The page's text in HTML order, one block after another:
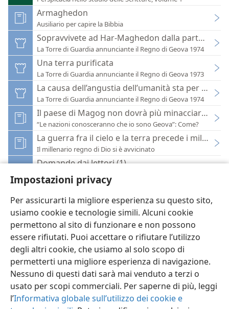
Impostazioni privacy
Per assicurarti la migliore esperienza su questo sito,
usiamo cookie e tecnologie simili. Alcuni cookie
permettono al sito di funzionare e non possono
essere rifiutati. Puoi accettare o rifiutare l’utilizzo
degli altri cookie, che usiamo al solo scopo di
permetterti una migliore esperienza di navigazione.
Nessuno di questi dati sarà mai venduto a terzi o
usato per scopi commerciali. Per saperne di più, leggi
l’Informativa globale sull’utilizzo dei cookie e
Armaghedon
Ausiliario per capire la Bibbia
Sopravvivete ad Har-Maghedon dalla parte
La Torre di Guardia annunciante il Regno di Geova 1974
Una terra purificata
La Torre di Guardia annunciante il Regno di Geova 1973
La causa dell’angustia dell’umanità sta per
La Torre di Guardia annunciante il Regno di Geova 1974
Il paese di Magog non dovrà più minacciare il
“Le nazioni conosceranno che io sono Geova”: Come?
La guerra fra il cielo e la terra precede i mille anni
Il millenario regno di Dio si è avvicinato
Domande dai lettori (1)
La Torre di Guardia annunciante il Regno di Geova 1960
Italiano Impostazioni
Copyright © 2026 Watch Tower Bible and Tract Society of Pennsylvania
Condizioni d’uso Informativa sulla privacy
Impostazioni privacy
JW.ORG
Accedi